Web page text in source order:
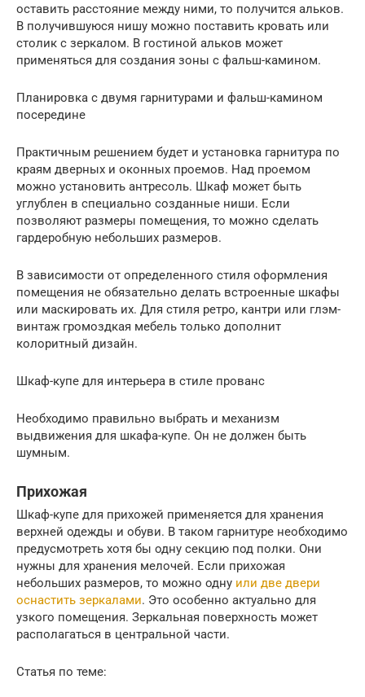
оставить расстояние между ними, то получится альков.
В получившуюся нишу можно поставить кровать или
столик с зеркалом. В гостиной альков может
применяться для создания зоны с фальш-камином.
Планировка с двумя гарнитурами и фальш-камином
посередине
Практичным решением будет и установка гарнитура по
краям дверных и оконных проемов. Над проемом
можно установить антресоль. Шкаф может быть
углублен в специально созданные ниши. Если
позволяют размеры помещения, то можно сделать
гардеробную небольших размеров.
В зависимости от определенного стиля оформления
помещения не обязательно делать встроенные шкафы
или маскировать их. Для стиля ретро, кантри или глэм-
винтаж громоздкая мебель только дополнит
колоритный дизайн.
Шкаф-купе для интерьера в стиле прованс
Необходимо правильно выбрать и механизм
выдвижения для шкафа-купе. Он не должен быть
шумным.
Прихожая
Шкаф-купе для прихожей применяется для хранения
верхней одежды и обуви. В таком гарнитуре необходимо
предусмотреть хотя бы одну секцию под полки. Они
нужны для хранения мелочей. Если прихожая
небольших размеров, то можно одну или две двери
оснастить зеркалами. Это особенно актуально для
узкого помещения. Зеркальная поверхность может
располагаться в центральной части.
Статья по теме: